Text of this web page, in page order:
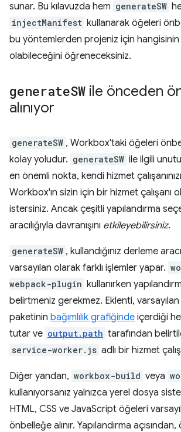
sunar. Bu kılavuzda hem generateSW
injectManifest kullanarak öğeleri
bu yöntemlerden projeniz için
olabileceğini öğreneceksiniz.
generateSW ile önceden
alınıyor
generateSW , Workbox'taki öğeleri
kolay yoludur. generateSW ile ilgili
en önemli nokta, kendi hizmet çalışanınızı
Workbox'ın sizin için bir hizmet çalışanı
istersiniz. Ancak çeşitli yapılandırma
aracılığıyla davranışını etkileyebilirsiniz.
generateSW , kullandığınız derleme
varsayılan olarak farklı işlemler yapar.
webpack-plugin kullanırken
belirtmeniz gerekmez. Eklenti,
paketinin bağımlılık grafiğinde içerdiği
tutar ve output.path tarafından
service-worker.js adlı bir hizmet
Diğer yandan, workbox-build veya
kullanıyorsanız yalnızca yerel dosya
HTML, CSS ve JavaScript öğeleri
önbelleğe alınır. Yapılandırma